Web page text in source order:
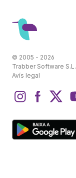
© 2005 - 2026
Trabber Software S.L.
Avís legal